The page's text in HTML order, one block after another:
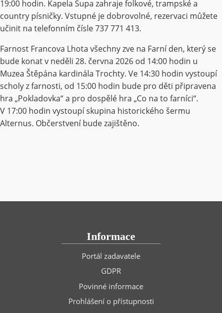
19:00 hodin. Kapela Šupa zahraje folkové, trampské a
country písničky. Vstupné je dobrovolné, rezervaci můžete
učinit na telefonním čísle 737 771 413.
Farnost Francova Lhota všechny zve na Farní den, který se
bude konat v neděli 28. června 2026 od 14:00 hodin u
Muzea Štěpána kardinála Trochty. Ve 14:30 hodin vystoupí
scholy z farnosti, od 15:00 hodin bude pro děti připravena
hra „Pokladovka“ a pro dospělé hra „Co na to farníci“.
V 17:00 hodin vystoupí skupina historického šermu
Alternus. Občerstvení bude zajištěno.
Informace
Portál zadavatele
GDPR
Povinné informace
Prohlášení o přístupnosti